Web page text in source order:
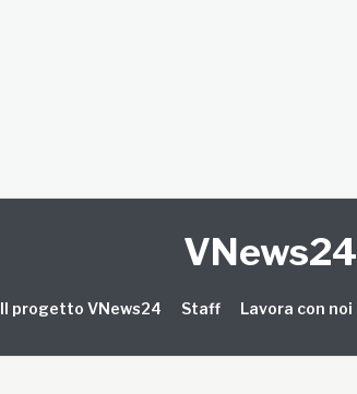
VNews24
Il progetto VNews24 Staff Lavora con noi